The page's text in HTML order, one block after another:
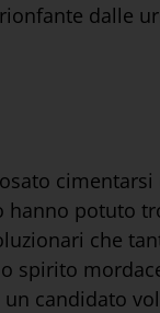
dalle
hanno potuto
che
spirito
candidato